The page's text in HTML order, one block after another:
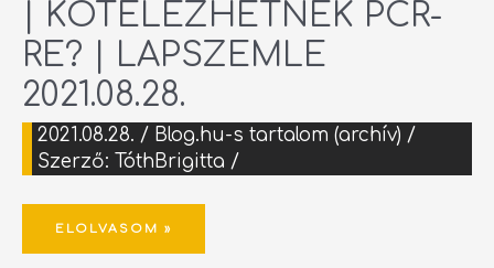
| KÖTELEZHETNEK PCR-
RE? | LAPSZEMLE
2021.08.28.
2021.08.28. / Blog.hu-s tartalom (archív) /
Szerző: TóthBrigitta /
ELOLVASOM »